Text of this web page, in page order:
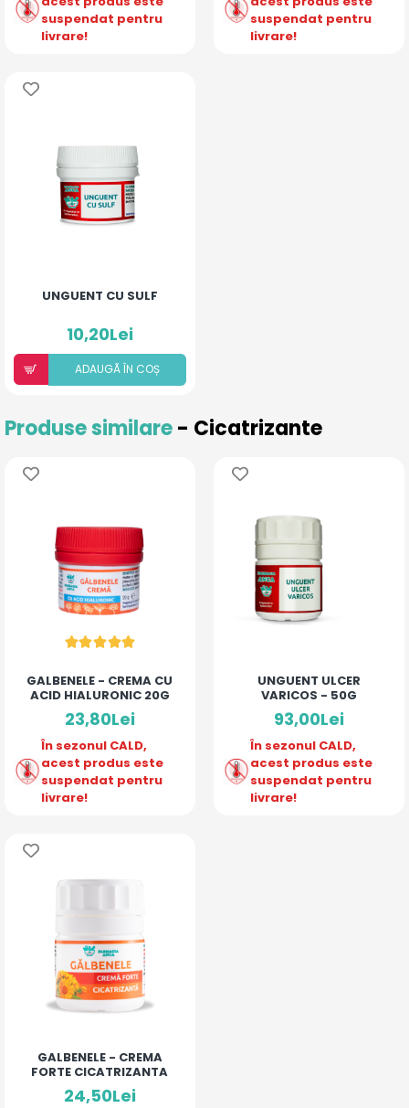
suspendat pentru
livrare!
suspendat pentru
livrare!
UNGUENT CU SULF
10,20Lei
ADAUGÃ ÎN COȘ
Produse similare- Cicatrizante
GALBENELE - CREMA CU
ACID HIALURONIC 20G
23,80Lei
În sezonul CALD,
acest produs este
suspendat pentru
livrare!
UNGUENT ULCER
VARICOS - 50G
93,00Lei
În sezonul CALD,
acest produs este
suspendat pentru
livrare!
GALBENELE - CREMA
FORTE CICATRIZANTA
24,50Lei